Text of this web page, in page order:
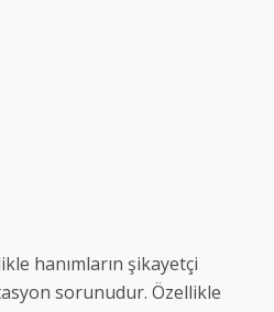
hanımların şikayetçi
sorunudur. Özellikle